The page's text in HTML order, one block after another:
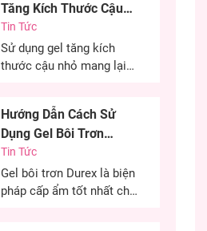
Tăng Kích Thước Cậu
Nhỏ Tốt Nhất
Tin Tức
Sử dụng gel tăng kích
thước cậu nhỏ mang lại
đến sự tự tin cho các
chàng trai. Đây là phương
pháp được nhiều anh em
lựa chọn nhằm cải thiện
kích thước cùng khả năng
Hướng Dẫn Cách Sử
Dụng Gel Bôi Trơn
Durex An Toàn Hiệu
Quả
Tin Tức
Gel bôi trơn Durex là biện
pháp cấp ẩm tốt nhất cho